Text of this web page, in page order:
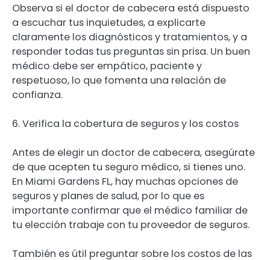
Observa si el doctor de cabecera está dispuesto
a escuchar tus inquietudes, a explicarte
claramente los diagnósticos y tratamientos, y a
responder todas tus preguntas sin prisa. Un buen
médico debe ser empático, paciente y
respetuoso, lo que fomenta una relación de
confianza.
6. Verifica la cobertura de seguros y los costos
Antes de elegir un doctor de cabecera, asegúrate
de que acepten tu seguro médico, si tienes uno.
En Miami Gardens FL, hay muchas opciones de
seguros y planes de salud, por lo que es
importante confirmar que el médico familiar de
tu elección trabaje con tu proveedor de seguros.
También es útil preguntar sobre los costos de las